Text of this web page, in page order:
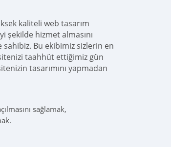
kaliteli web tasarım
şekilde hizmet almasını
Bu ekibimiz sizlerin en
taahhüt ettiğimiz gün
tasarımını yapmadan
sağlamak,